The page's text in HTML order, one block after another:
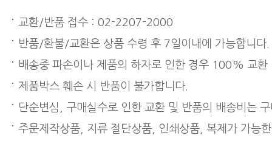
교환/반품 접수 : 02-2207-2000
반품/환불/교환은 상품 수령 후 7일이내에 가능합니다.
배송중 파손이나 제품의 하자로 인한 경우 100% 교환
제품박스 훼손 시 반품이 불가합니다.
단순변심, 구매실수로 인한 교환 및 반품의 배송비는
주문제작상품, 지류 절단상품, 인쇄상품, 복제가 가능